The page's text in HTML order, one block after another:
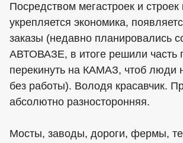
Посредством мегастроек и
укрепляется экономика,
заказы (недавно планировались
АВТОВАЗЕ, в итоге решили часть
перекинуть на КАМАЗ, чтоб люди
без работы). Володя красавчик.
абсолютно разносторонняя.
Мосты, заводы, дороги, фермы,